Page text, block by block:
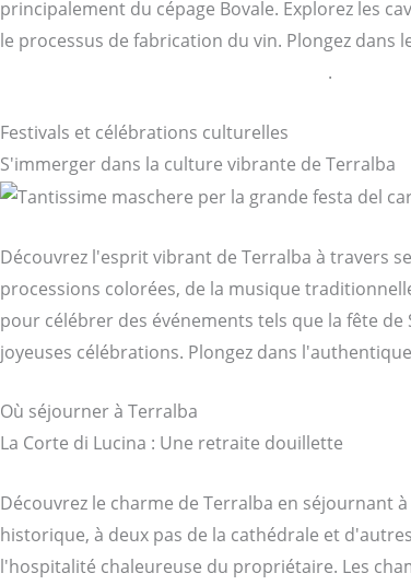
principalement du cépage Bovale. Explorez les
le processus de fabrication du vin. Plongez dans
.
Festivals et célébrations culturelles
S'immerger dans la culture vibrante de Terralba
Découvrez l'esprit vibrant de Terralba à travers
processions colorées, de la musique
pour célébrer des événements tels que la fête
joyeuses célébrations. Plongez dans
Où séjourner à Terralba
La Corte di Lucina : Une retraite douillette
Découvrez le charme de Terralba en séjournant
historique, à deux pas de la cathédrale et
l'hospitalité chaleureuse du propriétaire. Les